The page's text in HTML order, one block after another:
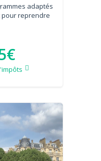
adaptés
pour reprendre